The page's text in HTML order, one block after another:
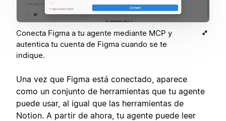
Conecta Figma a tu agente mediante MCP y
autentica tu cuenta de Figma cuando se te
indique.
Una vez que Figma está conectado, aparece
como un conjunto de herramientas que tu agente
puede usar, al igual que las herramientas de
Notion. A partir de ahora, tu agente puede leer